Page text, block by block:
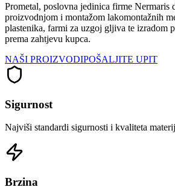
Prometal, poslovna jedinica firme Nermaris
proizvodnjom i montažom lakomontažnih
plastenika, farmi za uzgoj gljiva te izradom
prema zahtjevu kupca.
NAŠI PROIZVODIPOŠALJITE UPIT
Sigurnost
Najviši standardi sigurnosti i kvaliteta
Brzina